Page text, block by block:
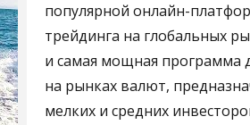
популярной онлайн-
трейдинга на глобальных
и самая мощная программа
на рынках валют,
мелких и средних